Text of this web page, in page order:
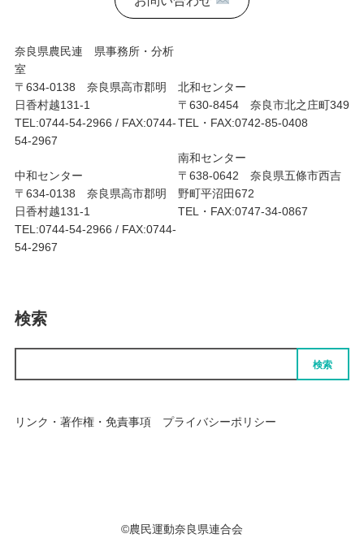
奈良県農民連 県事務所・分析
室
〒634-0138 奈良県高市郡明
日香村越131-1
TEL:0744-54-2966 / FAX:0744-
54-2967
中和センター
〒634-0138 奈良県高市郡明
日香村越131-1
TEL:0744-54-2966 / FAX:0744-
54-2967
北和センター
〒630-8454 奈良市北之庄町349
TEL・FAX:0742-85-0408
南和センター
〒638-0642 奈良県五條市西吉
野町平沼田672
TEL・FAX:0747-34-0867
検索
検索
リンク・著作権・免責事項 プライバシーポリシー